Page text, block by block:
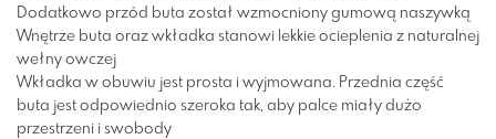
Dodatkowo przód buta został wzmocniony gumową naszywką
Wnętrze buta oraz wkładka stanowi lekkie ocieplenia z naturalnej
wełny owczej
Wkładka w obuwiu jest prosta i wyjmowana. Przednia część
buta jest odpowiednio szeroka tak, aby palce miały dużo
przestrzeni i swobody